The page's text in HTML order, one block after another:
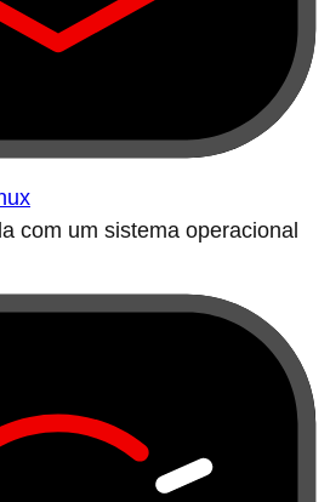
com um sistema operacional